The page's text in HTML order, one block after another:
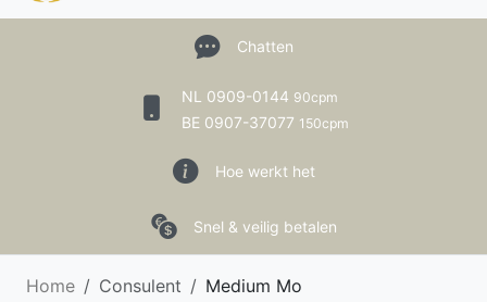
Chatten
NL 0909-0144 90cpm
BE 0907-37077 150cpm
Hoe werkt het
Snel & veilig betalen
Home Consulent Medium Mo